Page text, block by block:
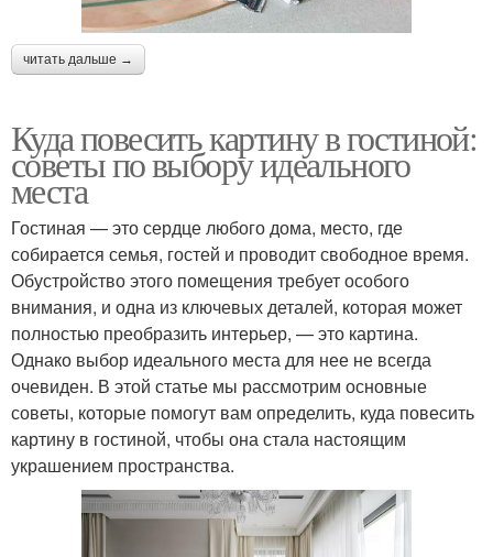
читать дальше →
Куда повесить картину в гостиной:
советы по выбору идеального
места
Гостиная — это сердце любого дома, место, где
собирается семья, гостей и проводит свободное время.
Обустройство этого помещения требует особого
внимания, и одна из ключевых деталей, которая может
полностью преобразить интерьер, — это картина.
Однако выбор идеального места для нее не всегда
очевиден. В этой статье мы рассмотрим основные
советы, которые помогут вам определить, куда повесить
картину в гостиной, чтобы она стала настоящим
украшением пространства.